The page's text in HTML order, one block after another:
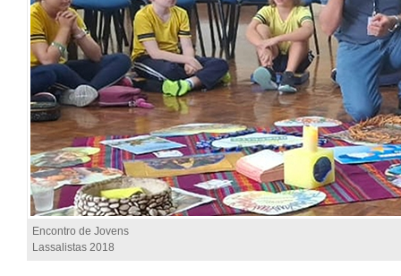
Encontro de Jovens
Lassalistas 2018